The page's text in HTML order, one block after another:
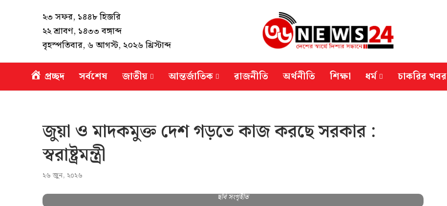
২৩ সফর, ১৪৪৮ হিজরি
২২ শ্রাবণ, ১৪৩৩ বঙ্গাব্দ
বৃহস্পতিবার, ৬ আগস্ট, ২০২৬ খ্রিস্টাব্দ
প্রচ্ছদ সর্বশেষ জাতীয় আন্তর্জাতিক রাজনীতি অর্থনীতি শিক্ষা ধর্ম চাকরির খবর
জুয়া ও মাদকমুক্ত দেশ গড়তে কাজ করছে সরকার :
স্বরাষ্ট্রমন্ত্রী
২৬ জুন, ২০২৬
ছবি সংগৃহীত